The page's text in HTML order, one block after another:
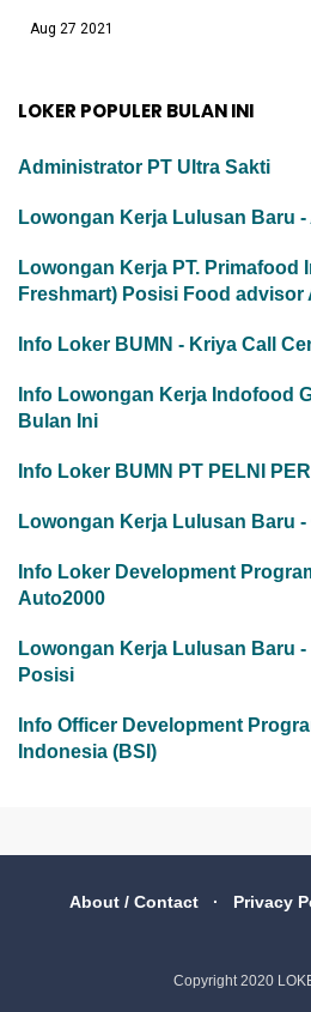
Aug 27 2021
LOKER POPULER BULAN INI
Administrator PT Ultra Sakti
Lowongan Kerja Lulusan Baru
Lowongan Kerja PT. Primafood
Freshmart) Posisi Food advisor
Info Loker BUMN - Kriya Call
Info Lowongan Kerja Indofood
Bulan Ini
Info Loker BUMN PT PELNI
Lowongan Kerja Lulusan Baru
Info Loker Development
Auto2000
Lowongan Kerja Lulusan Baru
Posisi
Info Officer Development
Indonesia (BSI)
About / Contact Privacy
Copyright 2020